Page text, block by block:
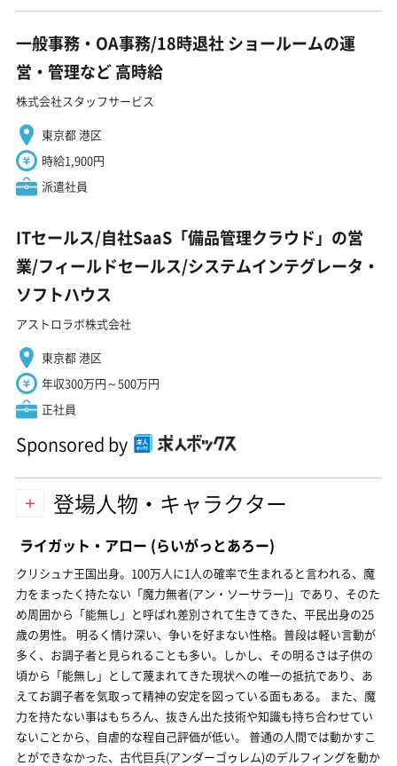
一般事務・OA事務/18時退社 ショールームの運
営・管理など 高時給
株式会社スタッフサービス
東京都 港区
時給1,900円
派遣社員
ITセールス/自社SaaS「備品管理クラウド」の営
業/フィールドセールス/システムインテグレータ・
ソフトハウス
アストロラボ株式会社
東京都 港区
年収300万円～500万円
正社員
Sponsored by
登場人物・キャラクター
ライガット・アロー (らいがっとあろー)
クリシュナ王国出身。100万人に1人の確率で生まれると言われる、魔
力をまったく持たない「魔力無者(アン・ソーサラー)」であり、そのた
め周囲から「能無し」と呼ばれ差別されて生きてきた、平民出身の25
歳の男性。 明るく情け深い、争いを好まない性格。普段は軽い言動が
多く、お調子者と見られることも多い。しかし、その明るさは子供の
頃から「能無し」として蔑まれてきた現状への唯一の抵抗であり、あ
えてお調子者を気取って精神の安定を図っている面もある。 また、魔
力を持たない事はもちろん、抜きん出た技術や知識も持ち合わせてい
ないことから、自虐的な程自己評価が低い。 普通の人間では動かすこ
とができなかった、古代巨兵(アンダーゴゥレム)のデルフィングを動か